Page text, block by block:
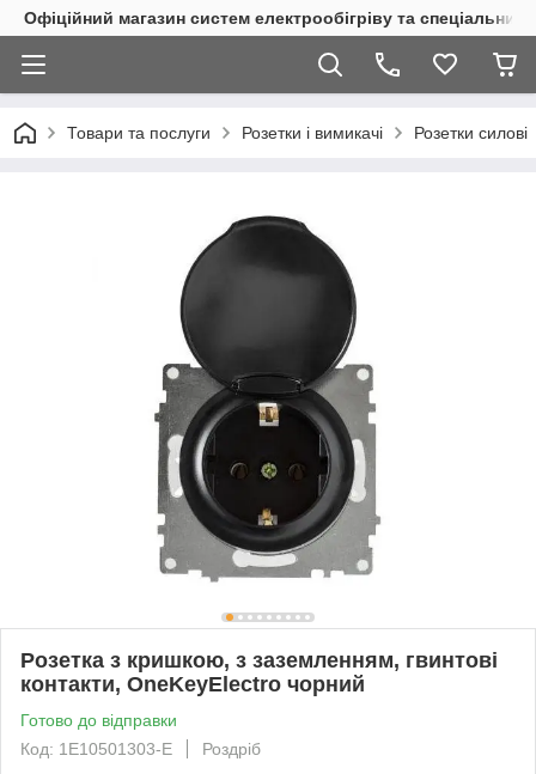
Офіційний магазин систем електрообігріву та спеціальних
Товари та послуги Розетки і вимикачі Розетки силові
Розетка з кришкою, з заземленням, гвинтові
контакти, OneKeyElectro чорний
Готово до відправки
Код: 1Е10501303-Е
Роздріб